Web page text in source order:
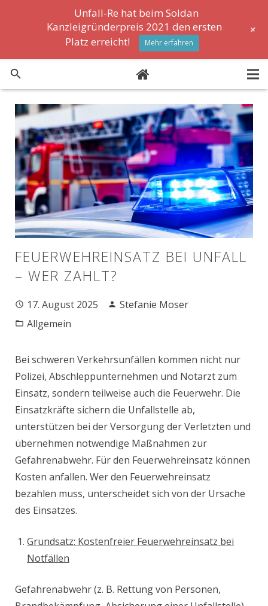
Formulare
News
FAQ
Lexikon
Stellenanzeigen
FEUERWEHREINSATZ BEI UNFALL
– WER ZAHLT?
17. August 2025
Stefanie Moser
Allgemein
Bei schweren Verkehrsunfällen kommen nicht nur
Polizei, Abschleppunternehmen und Notarzt zum
Einsatz, sondern teilweise auch die Feuerwehr. Die
Einsatzkräfte sichern die Unfallstelle ab,
unterstützen bei der Versorgung der Verletzten und
übernehmen notwendige Maßnahmen zur
Gefahrenabwehr. Für den Feuerwehreinsatz können
Kosten anfallen. Wer den Feuerwehreinsatz
bezahlen muss, unterscheidet sich von der Ursache
des Einsatzes.
Grundsatz: Kostenfreier Feuerwehreinsatz bei
Notfällen
Gefahrenabwehr (z. B. Rettung von Personen,
Unfall-Re hat beim Soldan
Kanzleigründerpreis 2021 den ersten
Platz erreicht!
Mehr erfahren
+